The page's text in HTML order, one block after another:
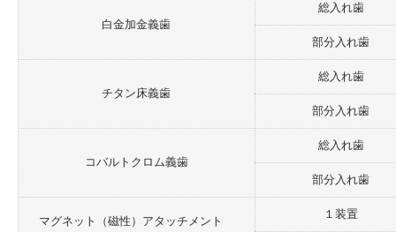
白金加金義歯
総入れ歯
部分入れ歯
チタン床義歯
総入れ歯
部分入れ歯
コバルトクロム義歯
総入れ歯
部分入れ歯
マグネット（磁性）アタッチメント
１装置